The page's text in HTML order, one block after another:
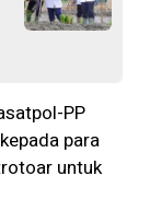
PP
para
untuk